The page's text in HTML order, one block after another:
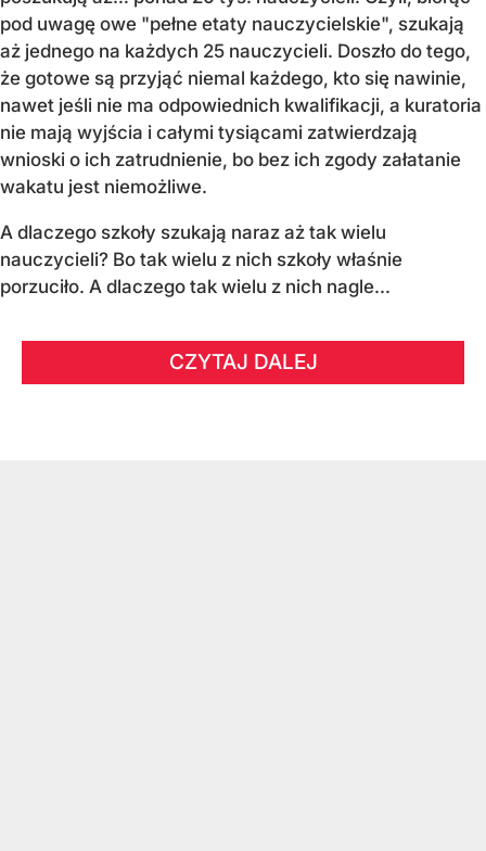
pod uwagę owe "pełne etaty nauczycielskie", szukają
aż jednego na każdych 25 nauczycieli. Doszło do tego,
że gotowe są przyjąć niemal każdego, kto się nawinie,
nawet jeśli nie ma odpowiednich kwalifikacji, a kuratoria
nie mają wyjścia i całymi tysiącami zatwierdzają
wnioski o ich zatrudnienie, bo bez ich zgody załatanie
wakatu jest niemożliwe.
A dlaczego szkoły szukają naraz aż tak wielu
nauczycieli? Bo tak wielu z nich szkoły właśnie
porzuciło. A dlaczego tak wielu z nich nagle...
CZYTAJ DALEJ